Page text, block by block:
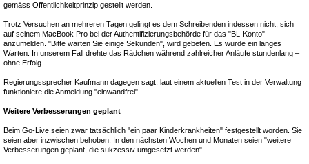
gemäss Öffentlichkeitprinzip gestellt werden.
Trotz Versuchen an mehreren Tagen gelingt es dem Schreibenden indessen nicht, sich
auf seinem MacBook Pro bei der Authentifizierungsbehörde für das "BL-Konto"
anzumelden. "Bitte warten Sie einige Sekunden", wird gebeten. Es wurde ein langes
Warten: In unserem Fall drehte das Rädchen während zahlreicher Anläufe stundenlang –
ohne Erfolg.
Regierungssprecher Kaufmann dagegen sagt, laut einem aktuellen Test in der Verwaltung
funktioniere die Anmeldung "einwandfrei".
Weitere Verbesserungen geplant
Beim Go-Live seien zwar tatsächlich "ein paar Kinderkrankheiten" festgestellt worden. Sie
seien aber inzwischen behoben. In den nächsten Wochen und Monaten seien "weitere
Verbesserungen geplant, die sukzessiv umgesetzt werden".